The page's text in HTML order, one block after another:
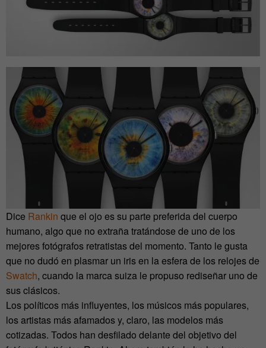
Dice Rankin que el ojo es su parte preferida del cuerpo
humano, algo que no extraña tratándose de uno de los
mejores fotógrafos retratistas del momento. Tanto le gusta
que no dudó en plasmar un iris en la esfera de los relojes de
Swatch, cuando la marca suiza le propuso rediseñar uno de
sus clásicos.
Los políticos más influyentes, los músicos más populares,
los artistas más afamados y, claro, las modelos más
cotizadas. Todos han desfilado delante del objetivo del